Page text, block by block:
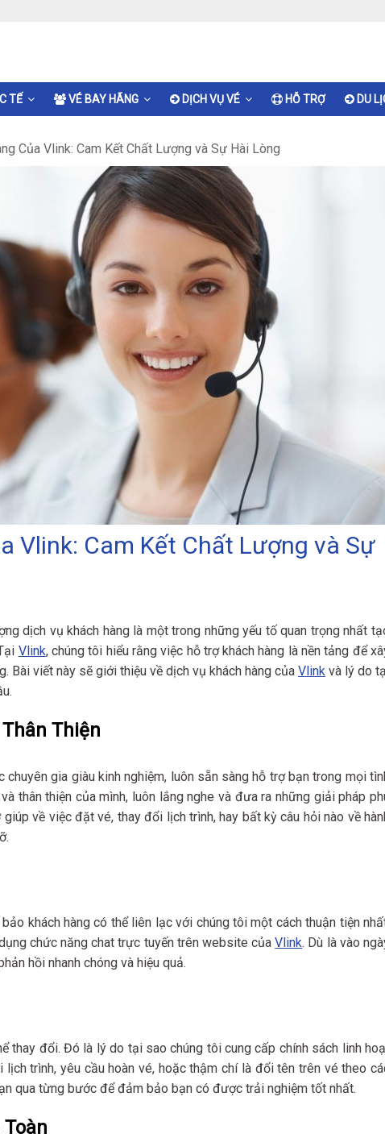
TẾ VÉ BAY HÃNG DỊCH VỤ VÉ HỖ TRỢ DU
Của Vlink: Cam Kết Chất Lượng và Sự Hài Lòng
Vlink: Cam Kết Chất Lượng và Sự
dịch vụ khách hàng là một trong những yếu tố quan trọng nhất
Vlink, chúng tôi hiểu rằng việc hỗ trợ khách hàng là nền tảng để
Bài viết này sẽ giới thiệu về dịch vụ khách hàng của Vlink và lý do
Thiện
chuyên gia giàu kinh nghiệm, luôn sẵn sàng hỗ trợ bạn trong mọi
thân thiện của mình, luôn lắng nghe và đưa ra những giải pháp
về việc đặt vé, thay đổi lịch trình, hay bất kỳ câu hỏi nào về
khách hàng có thể liên lạc với chúng tôi một cách thuận tiện
chức năng chat trực tuyến trên website củaVlink. Dù là vào
hồi nhanh chóng và hiệu quả.
thay đổi. Đó là lý do tại sao chúng tôi cung cấp chính sách linh
trình, yêu cầu hoàn vé, hoặc thậm chí là đổi tên trên vé theo
qua từng bước để đảm bảo bạn có được trải nghiệm tốt nhất.